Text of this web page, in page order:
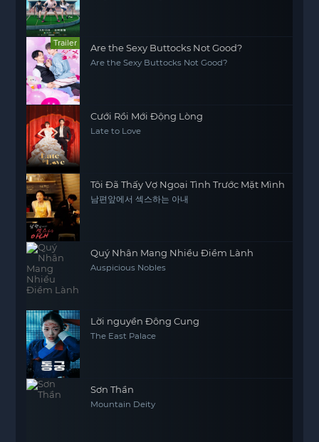
Trailer Are the Sexy Buttocks Not Good?
Are the Sexy Buttocks Not Good?
Cưới Rồi Mới Động Lòng
Late to Love
Tôi Đã Thấy Vợ Ngoại Tình Trước Mặt Mình
남편앞에서 섹스하는 아내
Quý Nhân Mang Nhiều Điềm Lành
Auspicious Nobles
Lời nguyền Đông Cung
The East Palace
Sơn Thần
Mountain Deity